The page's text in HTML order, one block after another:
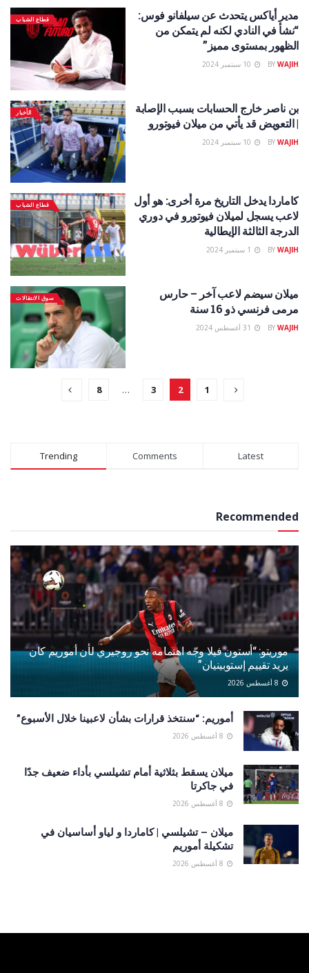
قطاع الشباب
مدير أياكس يتحدث عن سيلفانو فوس:
“نشأ في النادي لكنه لم يتمكن من
الظهور بمستوى مميز”
BY WAJIH
الأخبار
بن ناصر خارج الحسابات بسبب الإصابة
| التعويض قد يأتي من ميلان فيوتورو
BY WAJIH
قطاع الشباب
كاماردا يدخل التاريخ مرة أُخرى: هو أول
لاعب يسجل لميلان فيوتورو في دوري
الدرجة الثالثة الإيطالية
BY WAJIH
سوق الانتقالات
ميلان سيضم لاعب آخر – حارس
مرمى فرنسي ذو 16 سنة
BY WAJIH
1
2
3
…
8
Trending Comments Latest
Recommended
موريتو: “أستون فيلا وجّه اهتمامه نحو روجيري لأن أموريم كان
يريد تقييم إستوبينيان”
أموريم: “سنتخذ قرارات بشأن لاعبينا خلال الأسبوع”
ميلان يسقط بثلاثية أمام تشيلسي بأداء ضعيف جدًا
في جاكرتا
ميلان – تشيلسي | كاماردا و لياو أساسيان في
تشكيلة أموريم